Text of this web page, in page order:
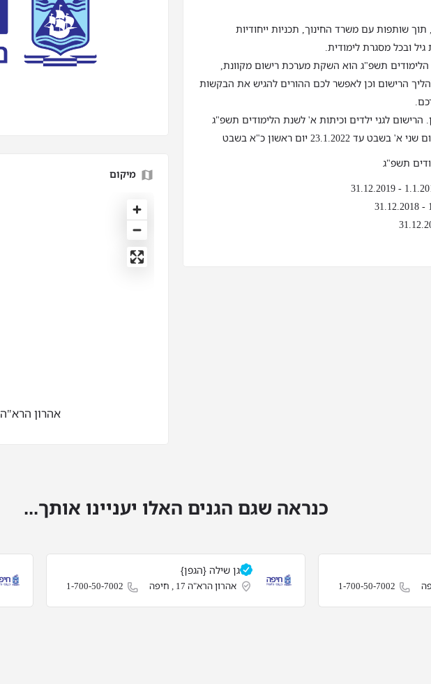
שותפות עם משרד החינוך, תכניות ייחודיות
ובכל מסגרת לימודית.
הלימודים תשפ"ג הוא השקת מערכת רישום מקוונת,
הרישום וכן לאפשר לכם ההורים להגיש את הבקשות
הרישום לגני ילדים וכיתות א' לשנת הלימודים תשפ"ג
תשפ"ג
מיקום
אהרון הרא"ה 10 , חיפה
כנראה שגם הגנים האלו יעניינו אותך...
1-700-50-7002
גן שילה {הגפן}
אהרון הרא"ה 17 , חיפה 1-700-50-7002